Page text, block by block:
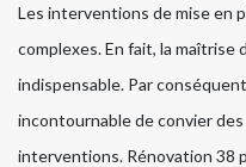
Les interventions de mise en
complexes. En fait, la
indispensable. Par
incontournable de convier
interventions. Rénovation 38